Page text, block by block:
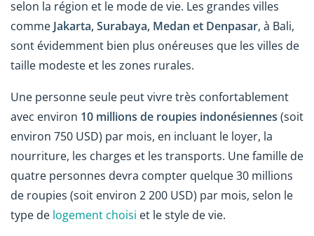
selon la région et le mode de vie. Les grandes villes
comme Jakarta, Surabaya, Medan et Denpasar, à Bali,
sont évidemment bien plus onéreuses que les villes de
taille modeste et les zones rurales.
Une personne seule peut vivre très confortablement
avec environ 10 millions de roupies indonésiennes (soit
environ 750 USD) par mois, en incluant le loyer, la
nourriture, les charges et les transports. Une famille de
quatre personnes devra compter quelque 30 millions
de roupies (soit environ 2 200 USD) par mois, selon le
type de logement choisi et le style de vie.